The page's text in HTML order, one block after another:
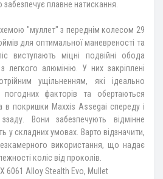
плавне натискання.
"муллет" з переднім колесом 29
для оптимальної маневреності та
виступають міцні подвійні обода
легкого алюмінію. У них закріплені
ущільненням, які ідеально
погодних факторів та обертаються
в покришки Maxxis Assegai спереду і
Вони забезпечують відмінне
у складних умовах. Варто відзначити,
використання, що надає
коліс від проколів.
6061 Alloy Stealth Evo, Mullet